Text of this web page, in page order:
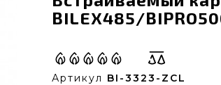
BILEX485/
Артикул BI-3323-ZCL